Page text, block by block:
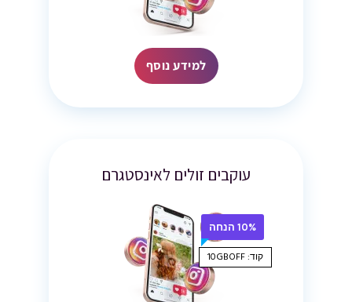
למידע נוסף
עוקבים זולים לאינסטגרם
10% הנחה
קוד: 10GBOFF